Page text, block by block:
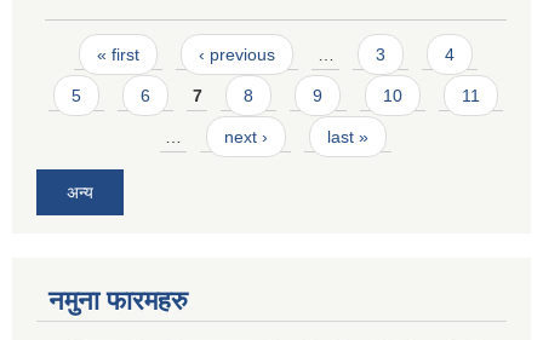
Pages
« first ‹ previous 3 4
5 6 7 8 9 10 11
next › last »
अन्य
नमुना फारमहरु